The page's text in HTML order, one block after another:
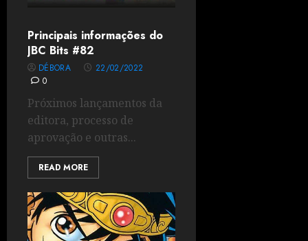
Principais informações do
JBC Bits #82
DÉBORA
22/02/2022
0
Próximos lançamentos da
editora, processo de
aprovação e outras...
READ MORE